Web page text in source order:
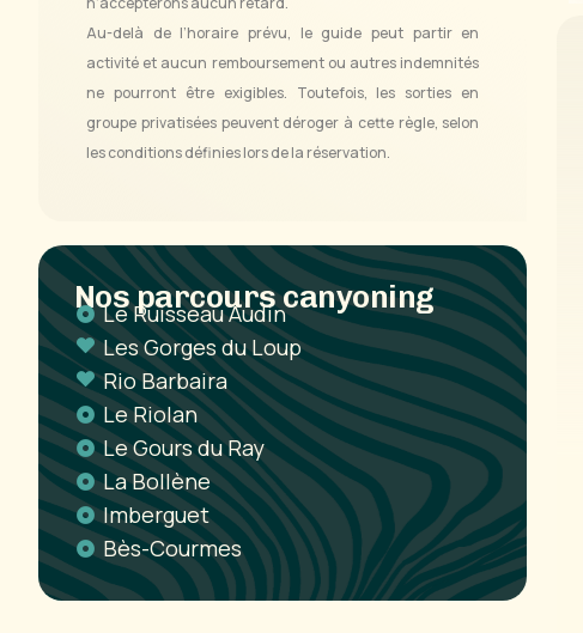
Au-delà de l’horaire prévu, le guide peut partir en
activité et aucun remboursement ou autres indemnités
ne pourront être exigibles. Toutefois, les sorties en
groupe privatisées peuvent déroger à cette règle, selon
les conditions définies lors de la réservation.
Nos parcours canyoning
Le Ruisseau Audin
Les Gorges du Loup
Rio Barbaira
Le Riolan
Le Gours du Ray
La Bollène
Imberguet
Bès-Courmes